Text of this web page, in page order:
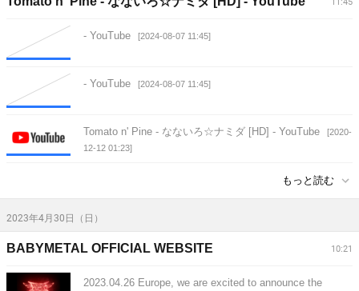
- YouTube [2024-08-07 11:45]
- YouTube [2024-08-07 11:45]
Tomato n' Pine - なないろ☆ナミダ [HD] - YouTube
[2020-
12-12 01:23]
もっと読む
2023年4月30日（日）
10:21
BABYMETAL OFFICIAL WEBSITE
2023.04.26 Europe, we are excited to announce the